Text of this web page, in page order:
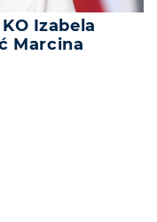
Izabela
Marcina